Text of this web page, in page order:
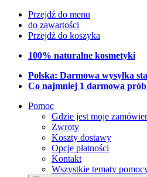
Przejdź do menu
do zawartości
Przejdź do koszyka
100% naturalne kosmetyki
Polska: Darmowa wysyłka
Co najmniej 1 darmowa
Pomoc
Gdzie jest moje
Zwroty
Koszty dostawy
Opcje płatności
Kontakt
Wszystkie tematy